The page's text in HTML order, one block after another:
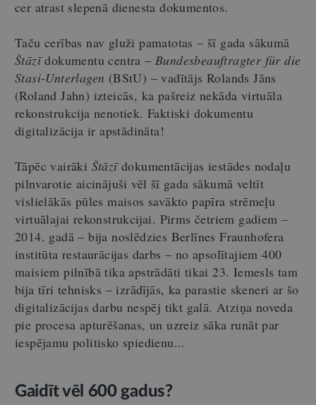
cer atrast slepenā dienesta dokumentos.
Taču cerības nav gluži pamatotas – šī gada sākumā
Štāzīdokumentu centra – Bundesbeauftragter für die
Stasi-Unterlagen (BStU) – vadītājs Rolands Jāns
(Roland Jahn) izteicās, ka pašreiz nekāda virtuāla
rekonstrukcija nenotiek. Faktiski dokumentu
digitalizācija ir apstādināta!
Tāpēc vairāki Štāzīdokumentācijas iestādes nodaļu
pilnvarotie aicinājuši vēl šī gada sākumā veltīt
vislielākās pūles maisos savākto papīra strēmeļu
virtuālajai rekonstrukcijai. Pirms četriem gadiem –
2014. gadā – bija noslēdzies Berlīnes Fraunhofera
institūta restaurācijas darbs – no apsolītajiem 400
maisiem pilnībā tika apstrādāti tikai 23. Iemesls tam
bija tīri tehnisks – izrādījās, ka parastie skeneri ar šo
digitalizācijas darbu nespēj tikt galā. Atziņa noveda
pie procesa apturēšanas, un uzreiz sāka runāt par
iespējamu politisko spiedienu...
Gaidīt vēl 600 gadus?